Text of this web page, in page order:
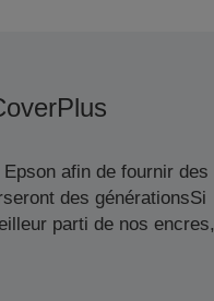
afin de fournir des
des générationsSi
parti de nos encres,